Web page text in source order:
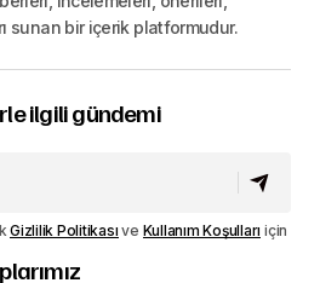
sunan bir içerik platformudur.
ilgili gündemi
Gizlilik Politikası ve Kullanım Koşulları için